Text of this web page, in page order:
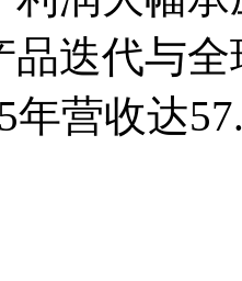
品迭代与
年营收达